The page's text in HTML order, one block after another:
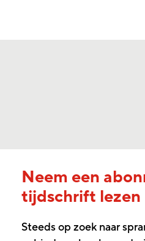
Neem een
tijdschrift lezen
Steeds op zoek naar